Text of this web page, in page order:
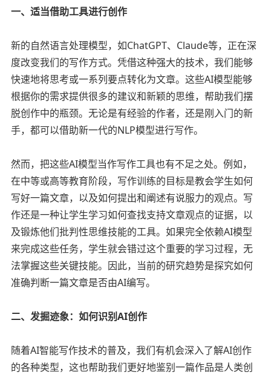
一、适当借助工具进行创作
新的自然语言处理模型，如ChatGPT、Claude等，正在深
度改变我们的写作方式。凭借这种强大的技术，我们能够
快速地将思考或一系列要点转化为文章。这些AI模型能够
根据你的需求提供很多的建议和新颖的思维，帮助我们摆
脱创作中的瓶颈。无论是有经验的作者，还是刚入门的新
手，都可以借助新一代的NLP模型进行写作。
然而，把这些AI模型当作写作工具也有不足之处。例如，
在中等或高等教育阶段，写作训练的目标是教会学生如何
写好一篇文章，以及如何提出和阐述有说服力的观点。写
作还是一种让学生学习如何查找支持文章观点的证据，以
及锻炼他们批判性思维技能的工具。如果完全依赖AI模型
来完成这些任务，学生就会错过这个重要的学习过程，无
法掌握这些关键技能。因此，当前的研究趋势是探究如何
准确判断一篇文章是否由AI编写。
二、发掘迹象：如何识别AI创作
随着AI智能写作技术的普及，我们有机会深入了解AI创作
的各种类型，这也帮助我们更好地鉴别一篇作品是人类创